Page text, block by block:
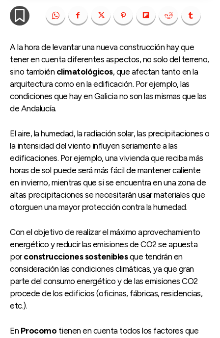
A la hora de levantar una nueva construcción hay que
tener en cuenta diferentes aspectos, no solo del terreno,
sino también climatológicos, que afectan tanto en la
arquitectura como en la edificación. Por ejemplo, las
condiciones que hay en Galicia no son las mismas que las
de Andalucía.
El aire, la humedad, la radiación solar, las precipitaciones o
la intensidad del viento influyen seriamente a las
edificaciones. Por ejemplo, una vivienda que reciba más
horas de sol puede será más fácil de mantener caliente
en invierno, mientras que si se encuentra en una zona de
altas precipitaciones se necesitarán usar materiales que
otorguen una mayor protección contra la humedad.
Con el objetivo de realizar el máximo aprovechamiento
energético y reducir las emisiones de CO2 se apuesta
porconstrucciones sosteniblesque tendrán en
consideración las condiciones climáticas, ya que gran
parte del consumo energético y de las emisiones CO2
procede de los edificios (oficinas, fábricas, residencias,
etc.).
En Procomo tienen en cuenta todos los factores que